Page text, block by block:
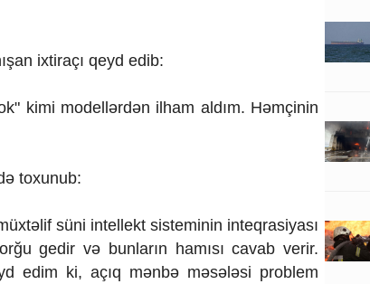
ixtiraçı qeyd edib:
kimi modellərdən ilham aldım. Həmçinin
toxunub:
süni intellekt sisteminin inteqrasiyası
gedir və bunların hamısı cavab verir.
edim ki, açıq mənbə məsələsi problem